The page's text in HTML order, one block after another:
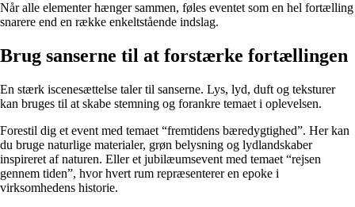
Når alle elementer hænger sammen, føles eventet som en hel fortælling
snarere end en række enkeltstående indslag.
Brug sanserne til at forstærke fortællingen
En stærk iscenesættelse taler til sanserne. Lys, lyd, duft og teksturer
kan bruges til at skabe stemning og forankre temaet i oplevelsen.
Forestil dig et event med temaet “fremtidens bæredygtighed”. Her kan
du bruge naturlige materialer, grøn belysning og lydlandskaber
inspireret af naturen. Eller et jubilæumsevent med temaet “rejsen
gennem tiden”, hvor hvert rum repræsenterer en epoke i
virksomhedens historie.